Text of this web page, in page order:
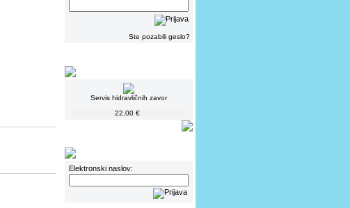
Ste pozabili geslo?
Servis hidravličnih zavor
22,00 €
Elektronski naslov: